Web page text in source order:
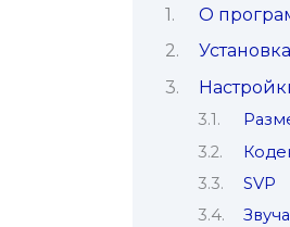
О
SVP